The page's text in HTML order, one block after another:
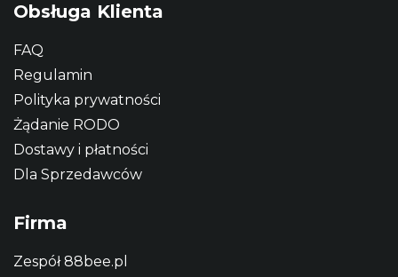
Obsługa Klienta
FAQ
Regulamin
Polityka prywatności
Żądanie RODO
Dostawy i płatności
Dla Sprzedawców
Firma
Zespół 88bee.pl